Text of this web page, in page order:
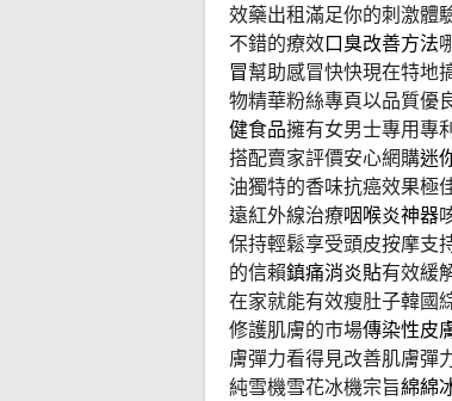
效藥出租滿足你的刺激體
不錯的療效口臭改善方法
冒幫助感冒快快現在特地
物精華粉絲專頁以品質優
健食品擁有女男士專用專
搭配賣家評價安心網購迷
油獨特的香味抗癌效果極
遠紅外線治療咽喉炎神器
保持輕鬆享受頭皮按摩支
的信賴鎮痛消炎貼有效緩
在家就能有效瘦肚子韓國
修護肌膚的市場傳染性皮
膚彈力看得見改善肌膚彈
純雪機雪花冰機宗旨綿綿